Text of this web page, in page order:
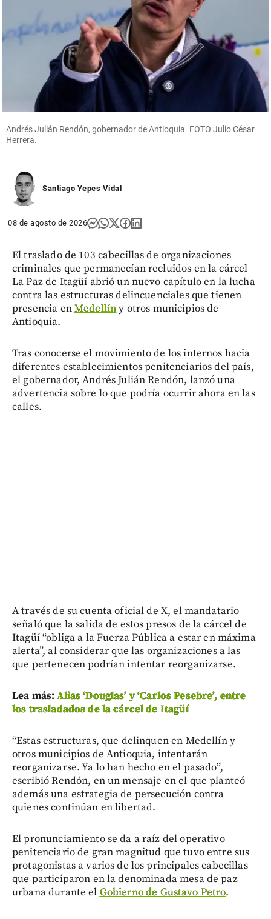
Columnistas
razón
share
Andrés Julián Rendón, gobernador de Antioquia. FOTO Julio César
Herrera.
Santiago Yepes Vidal
08 de agosto de 2026
El traslado de 103 cabecillas de organizaciones
criminales que permanecían recluidos en la cárcel
La Paz de Itagüí abrió un nuevo capítulo en la lucha
contra las estructuras delincuenciales que tienen
presencia enMedellíny otros municipios de
Antioquia.
Tras conocerse el movimiento de los internos hacia
diferentes establecimientos penitenciarios del país,
el gobernador, Andrés Julián Rendón, lanzó una
advertencia sobre lo que podría ocurrir ahora en las
calles.
A través de su cuenta oficial de X, el mandatario
señaló que la salida de estos presos de la cárcel de
Itagüí “obliga a la Fuerza Pública a estar en máxima
alerta”, al considerar que las organizaciones a las
que pertenecen podrían intentar reorganizarse.
Lea más:Alias ‘Douglas’ y ‘Carlos Pesebre’, entre
los trasladados de la cárcel de Itagüí
“Estas estructuras, que delinquen en Medellín y
otros municipios de Antioquia, intentarán
reorganizarse. Ya lo han hecho en el pasado”,
escribió Rendón, en un mensaje en el que planteó
además una estrategia de persecución contra
quienes continúan en libertad.
El pronunciamiento se da a raíz del operativo
penitenciario de gran magnitud que tuvo entre sus
protagonistas a varios de los principales cabecillas
que participaron en la denominada mesa de paz
urbana durante el Gobierno de Gustavo Petro.